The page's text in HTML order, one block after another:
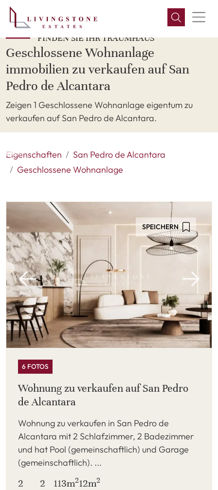
FINDEN SIE IHR TRAUMHAUS
Geschlossene Wohnanlage
immobilien zu verkaufen auf San
Pedro de Alcantara
Zeigen 1 Geschlossene Wohnanlage eigentum zu
verkaufen auf San Pedro de Alcantara.
Eigenschaften
San Pedro de Alcantara
Geschlossene Wohnanlage
SPEICHERN
6 FOTOS
Wohnung zu verkaufen auf San Pedro
de Alcantara
Wohnung zu verkaufen in San Pedro de
Alcantara mit 2 Schlafzimmer, 2 Badezimmer
und hat Pool (gemeinschaftlich) und Garage
(gemeinschaftlich). ...
2 2 113m212m2